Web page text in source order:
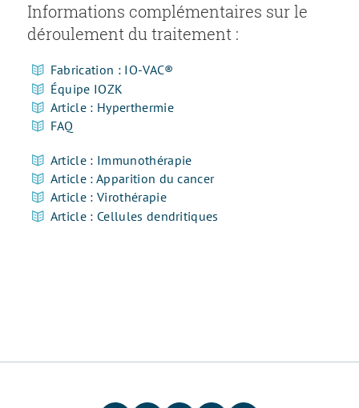
Informations complémentaires sur le
déroulement du traitement :
Fabrication : IO-VAC®
Équipe IOZK
Article : Hyperthermie
FAQ
Article : Immunothérapie
Article : Apparition du cancer
Article : Virothérapie
Article : Cellules dendritiques